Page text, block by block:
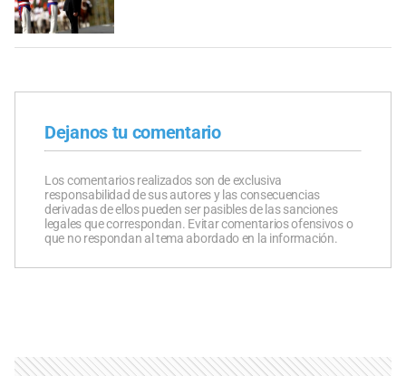
Dejanos tu comentario
Los comentarios realizados son de exclusiva
responsabilidad de sus autores y las consecuencias
derivadas de ellos pueden ser pasibles de las sanciones
legales que correspondan. Evitar comentarios ofensivos o
que no respondan al tema abordado en la información.